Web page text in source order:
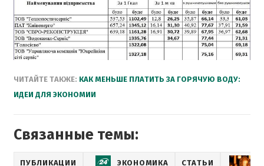
ЧИТАЙТЕ ТАКЖЕ: КАК МЕНЬШЕ ПЛАТИТЬ ЗА ГОРЯЧУЮ ВОДУ:
ИДЕИ ДЛЯ ЭКОНОМИИ
Связанные темы:
ПУБЛИКАЦИИ ЭКОНОМИКА СТАТЬИ